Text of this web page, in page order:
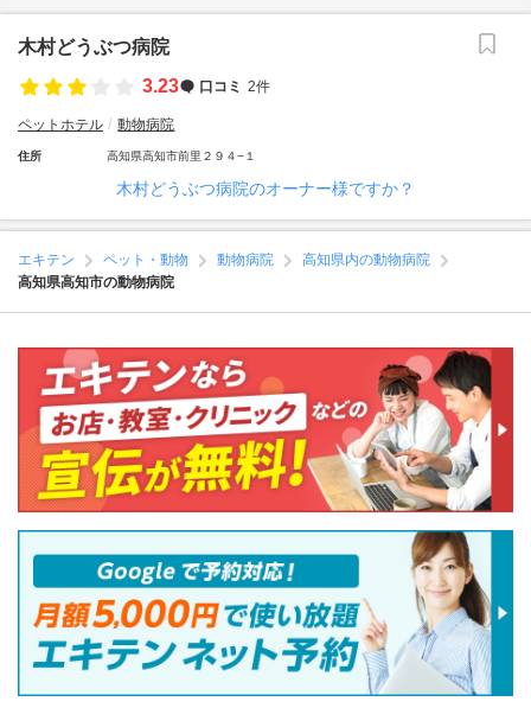
木村どうぶつ病院
3.23
口コミ 2件
ペットホテル 動物病院
住所 高知県高知市前里２９４−１
木村どうぶつ病院のオーナー様ですか？
エキテン ペット・動物 動物病院
高知県内の動物病院
高知県高知市の動物病院